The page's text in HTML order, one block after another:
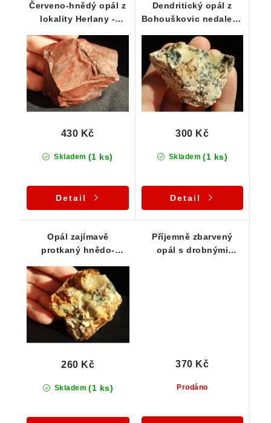
Červeno-hnědý opál z
lokality Herlany -
Skladem (1 ks)
430 Kč
Detail
Dendritický opál z
Bohouškovic nedaleko
Skladem (1 ks)
300 Kč
Detail
Opál zajímavě
protkaný hnědo-
Skladem (1 ks)
260 Kč
Příjemně zbarvený
opál s drobnými
Prodáno
370 Kč